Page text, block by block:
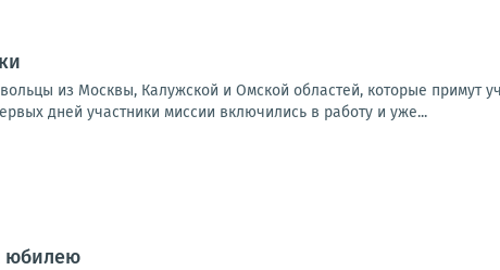
из Москвы, Калужской и Омской областей, которые примут
дней участники миссии включились в работу и уже...
юбилею